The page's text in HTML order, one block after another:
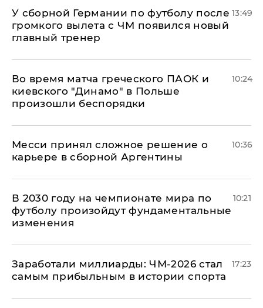
У сборной Германии по футболу после
громкого вылета с ЧМ появился новый
главный тренер
13:49
Во время матча греческого ПАОК и
киевского "Динамо" в Польше
произошли беспорядки
10:24
Месси принял сложное решение о
карьере в сборной Аргентины
10:36
В 2030 году на чемпионате мира по
футболу произойдут фундаментальные
изменения
10:21
Заработали миллиарды: ЧМ-2026 стал
самым прибыльным в истории спорта
17:23